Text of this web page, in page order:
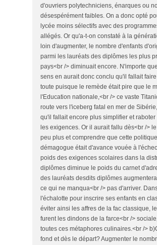
d'ouvriers polytechniciens, énarques ou
désespérément faibles. On a donc opté
lycée moins sélectifs avec des
allégés. Or qu'a-t-on constaté à la
loin d'augmenter, le nombre d'enfants
parmi les lauréats des diplômes les plus
pays<br /> diminuait encore. N'importe
sens en aurait donc conclu qu'il fallait
toute puisque le remède était pire que le
l'Education nationale,<br /> ce vaste
route vers l'iceberg fatal en mer de
qu'il fallait encore plus simplifier et
les exigences. Or il aurait fallu dès<br />
peu plus et comprendre que cette
démagogue était d'avance vouée à
poids des exigences scolaires dans la
diplômes diminue le poids du carnet
des lauréats desdits diplômes
ce qui ne manqua<br /> pas d'arriver.
l'échalotte pour inscrire ses enfants en
éviter ainsi les affres de la fac classique,
furent les dindons de la farce<br />
toutes ces métaphores culinaires.<br />
fond et dès le départ? Augmenter le